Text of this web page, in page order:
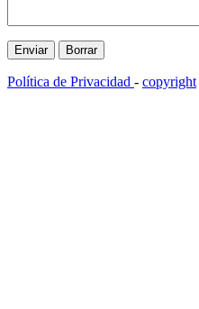
Política de Privacidad - copyright